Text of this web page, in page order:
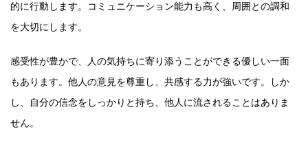
的に行動します。コミュニケーション能力も高く、周囲との調和
を大切にします。
感受性が豊かで、人の気持ちに寄り添うことができる優しい一面
もあります。他人の意見を尊重し、共感する力が強いです。しか
し、自分の信念をしっかりと持ち、他人に流されることはありま
せん。